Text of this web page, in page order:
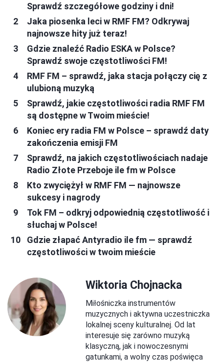
Sprawdź szczegółowe godziny i dni!
Jaka piosenka leci w RMF FM? Odkrywaj
najnowsze hity już teraz!
Gdzie znaleźć Radio ESKA w Polsce?
Sprawdź swoje częstotliwości FM!
RMF FM – sprawdź, jaka stacja połączy cię z
ulubioną muzyką
Sprawdź, jakie częstotliwości radia RMF FM
są dostępne w Twoim mieście!
Koniec ery radia FM w Polsce – sprawdź daty
zakończenia emisji FM
Sprawdź, na jakich częstotliwościach nadaje
Radio Złote Przeboje ile fm w Polsce
Kto zwyciężył w RMF FM — najnowsze
sukcesy i nagrody
Tok FM – odkryj odpowiednią częstotliwość i
słuchaj w Polsce!
Gdzie złapać Antyradio ile fm — sprawdź
częstotliwości w twoim mieście
Wiktoria Chojnacka
Miłośniczka instrumentów
muzycznych i aktywna uczestniczka
lokalnej sceny kulturalnej. Od lat
interesuje się zarówno muzyką
klasyczną, jak i nowoczesnymi
gatunkami, a wolny czas poświęca